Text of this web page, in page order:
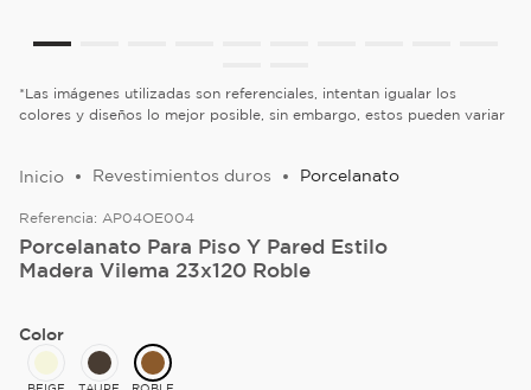
*Las imágenes utilizadas son referenciales, intentan igualar los
colores y diseños lo mejor posible, sin embargo, estos pueden variar
Revestimientos duros Porcelanato
Referencia: AP04OE004
Porcelanato Para Piso Y Pared Estilo
Madera Vilema 23x120 Roble
Color